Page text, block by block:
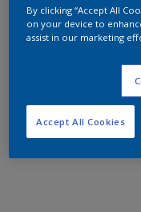
By clicking “Accept All
on your device to
assist in our marketing
Accept All Cookies